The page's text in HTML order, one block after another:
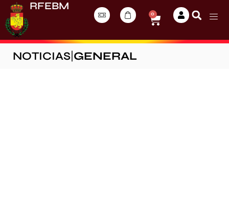
RFEBM
0
NOTICIAS GENERAL